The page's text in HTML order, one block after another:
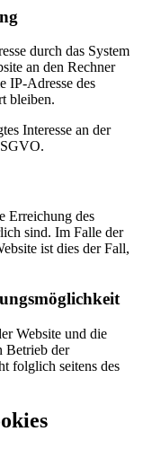
durch das System
an den Rechner
IP-Adresse des
bleiben.
Interesse an der
Erreichung des
sind. Im Falle der
ist dies der Fall,
Website und die
Betrieb der
folglich seitens des